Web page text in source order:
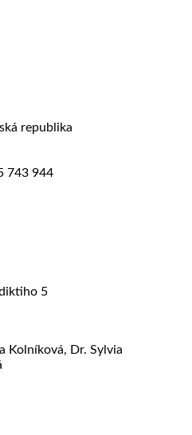
republika
743 944
5
Kolníková, Dr. Sylvia